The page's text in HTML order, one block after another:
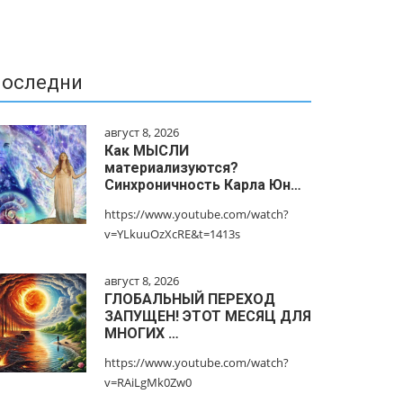
август 8, 2026
Как МЫСЛИ
материализуются?
Синхроничность Карла Юн…
https://www.youtube.com/watch?
v=YLkuuOzXcRE&t=1413s
август 8, 2026
ГЛОБАЛЬНЫЙ ПЕРЕХОД
ЗАПУЩЕН! ЭТОТ МЕСЯЦ ДЛЯ
МНОГИХ …
https://www.youtube.com/watch?
v=RAiLgMk0Zw0